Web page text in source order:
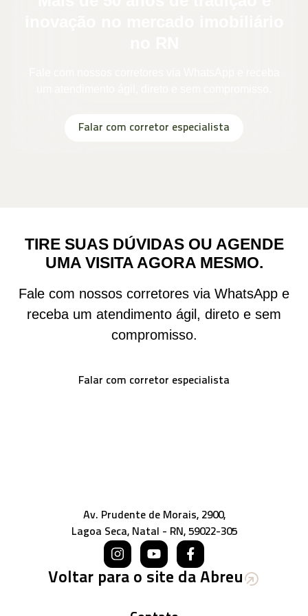
Falar com corretor especialista
TIRE SUAS DÚVIDAS OU AGENDE
UMA VISITA AGORA MESMO.
Fale com nossos corretores via WhatsApp e
receba um atendimento ágil, direto e sem
compromisso.
Falar com corretor especialista
Av. Prudente de Morais, 2900,
Lagoa Seca, Natal - RN, 59022-305
Voltar para o site da Abreu